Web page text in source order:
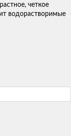
четкое
водорастворимые